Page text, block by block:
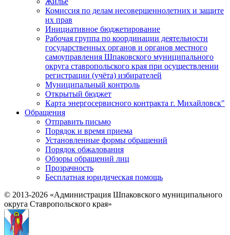
Комиссия по делам несовершеннолетних и защите
их прав
Инициативное бюджетирование
Рабочая группа по координации деятельности
государственных органов и органов местного
самоуправления Шпаковского муниципального
округа ставропольского края при осуществлении
регистрации (учёта) избирателей
Муниципальный контроль
Открытый бюджет
Карта энергосервисного контракта г. Михайловск"
Обращения
Отправить письмо
Порядок и время приема
Установленные формы обращений
Порядок обжалования
Обзоры обращений лиц
Прозрачность
Бесплатная юридическая помощь
© 2013-2026 «Администрация Шпаковского муниципального
округа Ставропольского края»